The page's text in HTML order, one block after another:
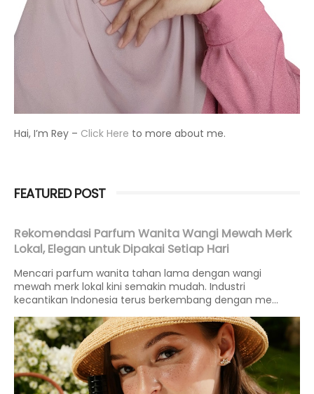
Hai, I’m Rey – Click Here to more about me.
FEATURED POST
Rekomendasi Parfum Wanita Wangi Mewah Merk
Lokal, Elegan untuk Dipakai Setiap Hari
Mencari parfum wanita tahan lama dengan wangi
mewah merk lokal kini semakin mudah. Industri
kecantikan Indonesia terus berkembang dengan me...